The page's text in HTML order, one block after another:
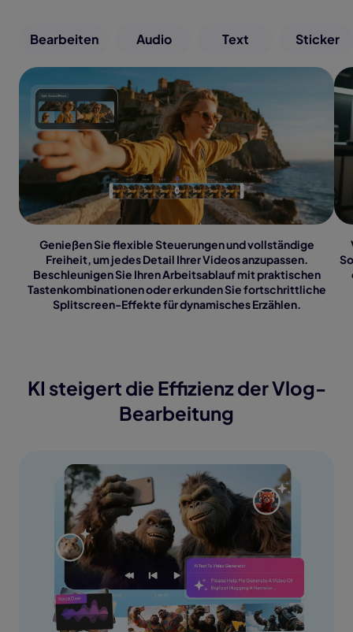
Bearbeiten Audio Text Sticker
Genießen Sie flexible Steuerungen und vollständige
Freiheit, um jedes Detail Ihrer Videos anzupassen.
Beschleunigen Sie Ihren Arbeitsablauf mit praktischen
Tastenkombinationen oder erkunden Sie fortschrittliche
Splitscreen-Effekte für dynamisches Erzählen.
KI steigert die Effizienz der Vlog-
Bearbeitung